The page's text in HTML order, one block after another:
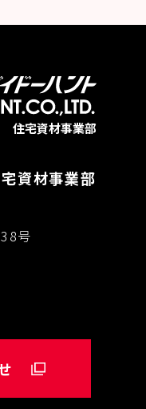
住宅資材事業部
資材事業部
号